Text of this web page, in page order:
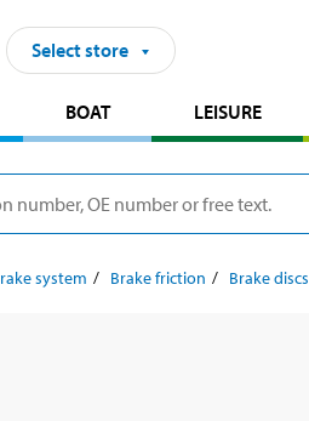
Select store
BOAT LEISURE
system Brake friction Brake discs